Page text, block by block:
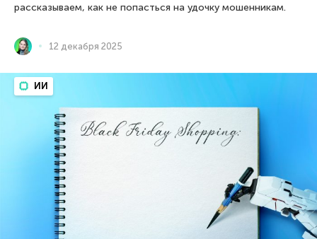
рассказываем, как не попасться на удочку мошенникам.
12 декабря 2025
ИИ